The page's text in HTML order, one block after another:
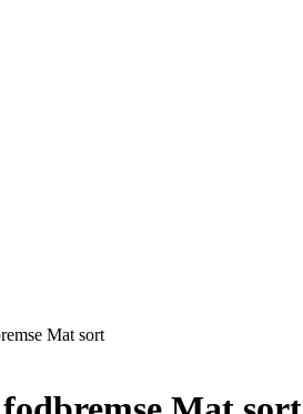
Mat sort